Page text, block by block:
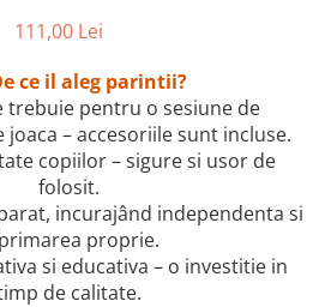
Joaca
Patut
Jucarii
111,00 Lei
ce il aleg parintii?
trebuie pentru o sesiune de
– accesoriile sunt incluse.
copiilor – sigure si usor de
folosit.
incurajând independenta si
proprie.
si educativa – o investitie in
de calitate.